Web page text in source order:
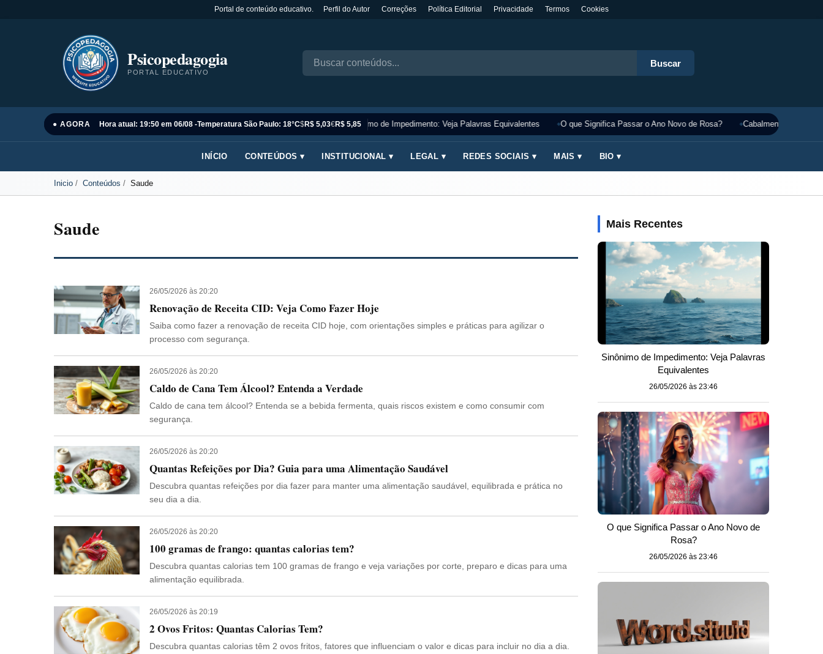
Portal de conteúdo educativo. Perfil do Autor Correções Política Editorial Privacidade Termos Cookies
Psicopedagogia
PORTAL EDUCATIVO
Buscar
● AGORA Hora atual: 19:50 em 06/08 -Temperatura São Paulo: 18°C$R$ 5,03€R$ 5,85
Sinônimo de Impedimento: Veja Palavras Equivalentes O que Significa Passar o Ano Novo de Rosa? Cabalmente
INÍCIO CONTEÚDOS ▾ INSTITUCIONAL ▾ LEGAL ▾ REDES SOCIAIS ▾ MAIS ▾ BIO ▾
Inicio Conteúdos Saude
Saude
26/05/2026 às 20:20
Renovação de Receita CID: Veja Como Fazer Hoje
Saiba como fazer a renovação de receita CID hoje, com orientações simples e práticas para agilizar o
processo com segurança.
26/05/2026 às 20:20
Caldo de Cana Tem Álcool? Entenda a Verdade
Caldo de cana tem álcool? Entenda se a bebida fermenta, quais riscos existem e como consumir com
segurança.
26/05/2026 às 20:20
Quantas Refeições por Dia? Guia para uma Alimentação Saudável
Descubra quantas refeições por dia fazer para manter uma alimentação saudável, equilibrada e prática no
seu dia a dia.
26/05/2026 às 20:20
100 gramas de frango: quantas calorias tem?
Descubra quantas calorias tem 100 gramas de frango e veja variações por corte, preparo e dicas para uma
alimentação equilibrada.
26/05/2026 às 20:19
2 Ovos Fritos: Quantas Calorias Tem?
Descubra quantas calorias têm 2 ovos fritos, fatores que influenciam o valor e dicas para incluir no dia a dia.
Mais Recentes
Sinônimo de Impedimento: Veja Palavras
Equivalentes
26/05/2026 às 23:46
O que Significa Passar o Ano Novo de
Rosa?
26/05/2026 às 23:46